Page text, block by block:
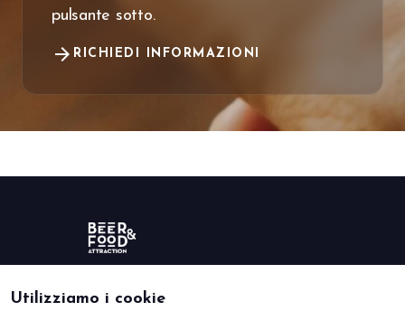
pulsante sotto.
RICHIEDI INFORMAZIONI
arrow_forward
Utilizziamo i cookie